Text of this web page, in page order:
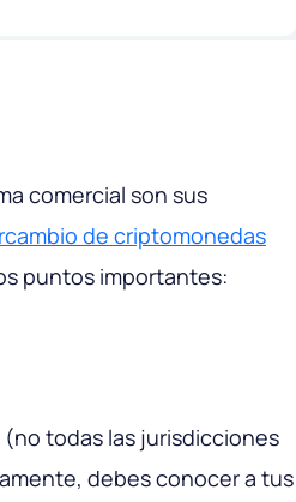
comercial son sus
de criptomonedas
puntos importantes:
todas las jurisdicciones
debes conocer a tus